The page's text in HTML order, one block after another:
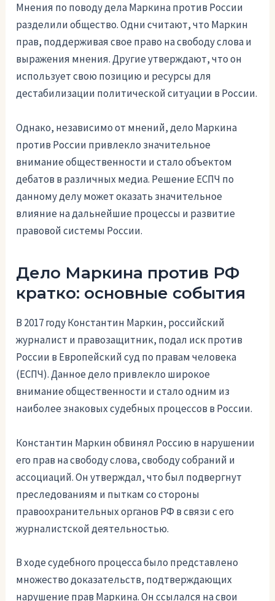
Мнения по поводу дела Маркина против России
разделили общество. Одни считают, что Маркин
прав, поддерживая свое право на свободу слова и
выражения мнения. Другие утверждают, что он
использует свою позицию и ресурсы для
дестабилизации политической ситуации в России.
Однако, независимо от мнений, дело Маркина
против России привлекло значительное
внимание общественности и стало объектом
дебатов в различных медиа. Решение ЕСПЧ по
данному делу может оказать значительное
влияние на дальнейшие процессы и развитие
правовой системы России.
Дело Маркина против РФ
кратко: основные события
В 2017 году Константин Маркин, российский
журналист и правозащитник, подал иск против
России в Европейский суд по правам человека
(ЕСПЧ). Данное дело привлекло широкое
внимание общественности и стало одним из
наиболее знаковых судебных процессов в России.
Константин Маркин обвинял Россию в нарушении
его прав на свободу слова, свободу собраний и
ассоциаций. Он утверждал, что был подвергнут
преследованиям и пыткам со стороны
правоохранительных органов РФ в связи с его
журналистской деятельностью.
В ходе судебного процесса было представлено
множество доказательств, подтверждающих
нарушение прав Маркина. Он ссылался на свои